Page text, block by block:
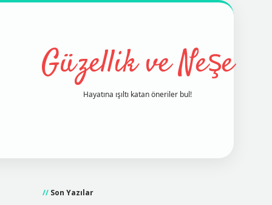
Güzellik ve Neşe
Hayatına ışıltı katan öneriler bul!
Son Yazılar